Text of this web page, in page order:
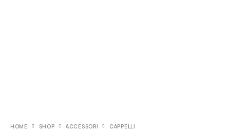
HOME SHOP ACCESSORI CAPPELLI